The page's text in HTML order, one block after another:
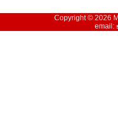
Copyright © 2026
email: